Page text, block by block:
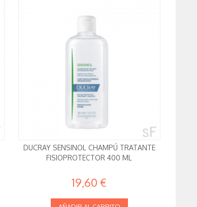
DUCRAY SENSINOL CHAMPÚ TRATANTE
FISIOPROTECTOR 400 ML
19,60 €